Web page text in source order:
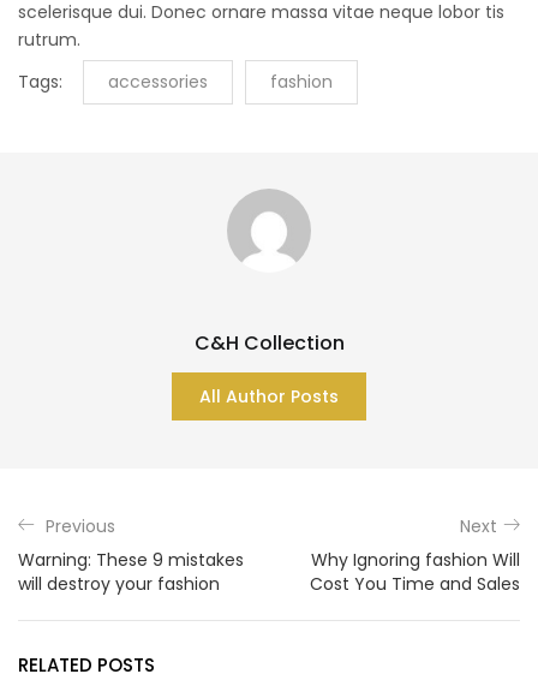
scelerisque dui. Donec ornare massa vitae neque lobor tis
rutrum.
Tags:
accessories fashion
C&H Collection
All Author Posts
Previous
Warning: These 9 mistakes
will destroy your fashion
Next
Why Ignoring fashion Will
Cost You Time and Sales
RELATED POSTS